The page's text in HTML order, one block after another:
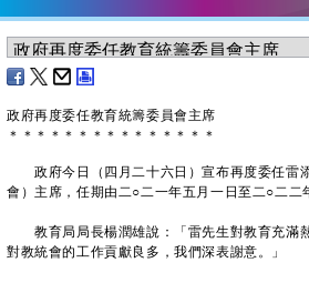
政府再度委任教育統籌委員會主席
＊ ＊ ＊ ＊ ＊ ＊ ＊ ＊ ＊ ＊ ＊ ＊ ＊ ＊ ＊
政府今日（四月二十六日）宣布再度委任雷
會）主席，任期由二○二一年五月一日至二○二二
教育局局長楊潤雄說：「雷先生對教育充滿熱
對教統會的工作貢獻良多，我們深表謝意。」